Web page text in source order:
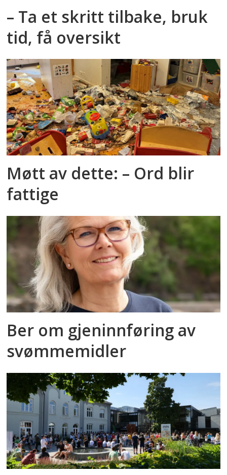
– Ta et skritt tilbake, bruk
tid, få oversikt
Møtt av dette: – Ord blir
fattige
Ber om gjeninnføring av
svømmemidler